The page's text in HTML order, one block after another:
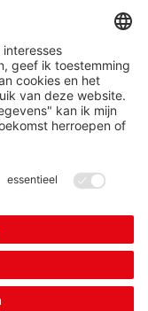
Einstellungen